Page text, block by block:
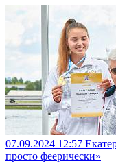
07.09.2024 12:57
просто феерически»